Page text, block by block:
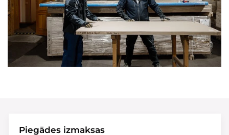
Piegādes izmaksas